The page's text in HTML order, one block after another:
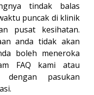
tindak balas
puncak di klinik
pusat kesihatan.
anda tidak akan
boleh meneroka
FAQ kami atau
pasukan